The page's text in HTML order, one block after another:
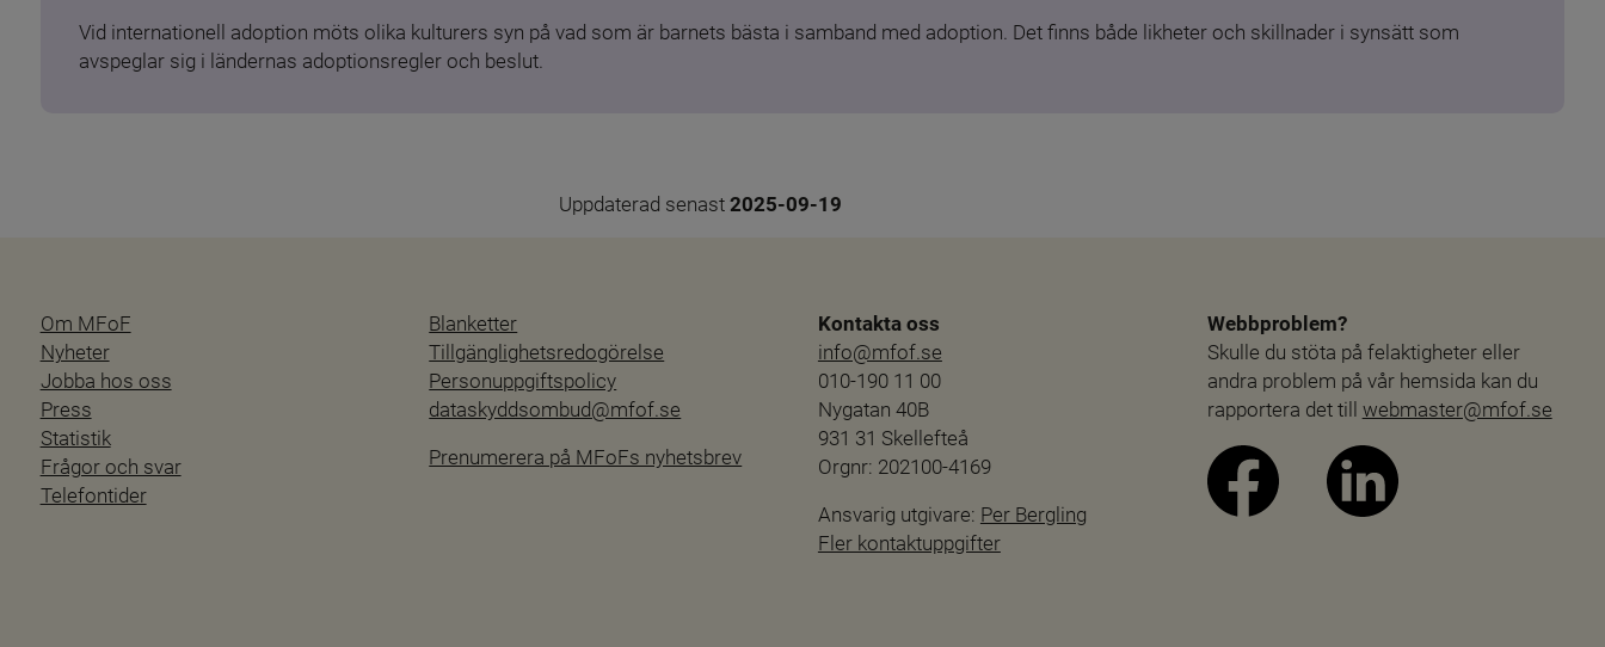
Vid internationell adoption möts olika kulturers syn på vad som är barnets bästa i samband med adoption. Det finns både likheter och skillnader i synsätt som
avspeglar sig i ländernas adoptionsregler och beslut.
Uppdaterad senast 2025-09-19
Om MFoF
Nyheter
Jobba hos oss
Press
Statistik
Frågor och svar
Telefontider
Blanketter
Tillgänglighetsredogörelse
Personuppgiftspolicy
dataskyddsombud@mfof.se
Prenumerera på MFoFs nyhetsbrev
Kontakta oss
info@mfof.se
010-190 11 00
Nygatan 40B
931 31 Skellefteå
Orgnr: 202100-4169
Ansvarig utgivare: Per Bergling
Fler kontaktuppgifter
Webbproblem?
Skulle du stöta på felaktigheter eller
andra problem på vår hemsida kan du
rapportera det till webmaster@mfof.se